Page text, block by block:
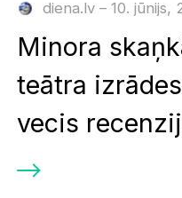
diena.lv – 10. jūnijs,
Minora
teātra
vecis